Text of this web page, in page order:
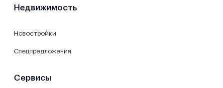
Недвижимость
Новостройки
Спецпредложения
Сервисы